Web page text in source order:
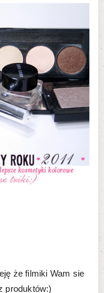
że filmiki Wam sie
produktów:)